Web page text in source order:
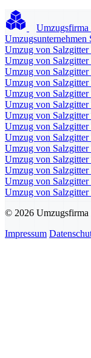
Umzugsunternehmen
Umzug von Salzgitter
Umzug von
Umzug von Salzgitter
Umzug von
Umzug von
Umzug von Salzgitter
Umzug von
Umzug von
Umzug von
Umzug von Salzgitter
Umzug von Salzgitter
Umzug von
Umzug von
Umzug von Salzgitter
© 2026 Umzugsfirma
Impressum